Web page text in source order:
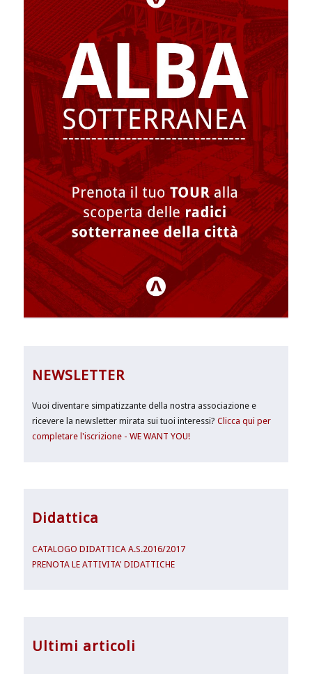
NEWSLETTER
Vuoi diventare simpatizzante della nostra associazione e
ricevere la newsletter mirata sui tuoi interessi?Clicca qui per
completare l'iscrizione - WE WANT YOU!
Didattica
CATALOGO DIDATTICA A.S.2016/2017
PRENOTA LE ATTIVITA' DIDATTICHE
Ultimi articoli